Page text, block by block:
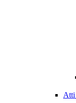
Atti